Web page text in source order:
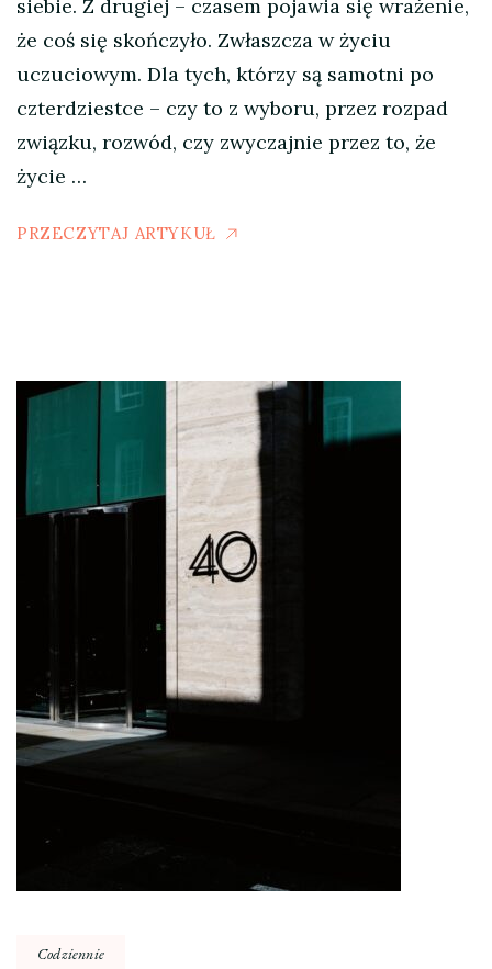
siebie. Z drugiej – czasem pojawia się wrażenie,
że coś się skończyło. Zwłaszcza w życiu
uczuciowym. Dla tych, którzy są samotni po
czterdziestce – czy to z wyboru, przez rozpad
związku, rozwód, czy zwyczajnie przez to, że
życie …
PRZECZYTAJ ARTYKUŁ
Codziennie